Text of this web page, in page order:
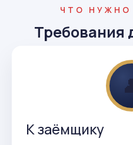
ЧТО НУЖНО
Требования
К заёмщику